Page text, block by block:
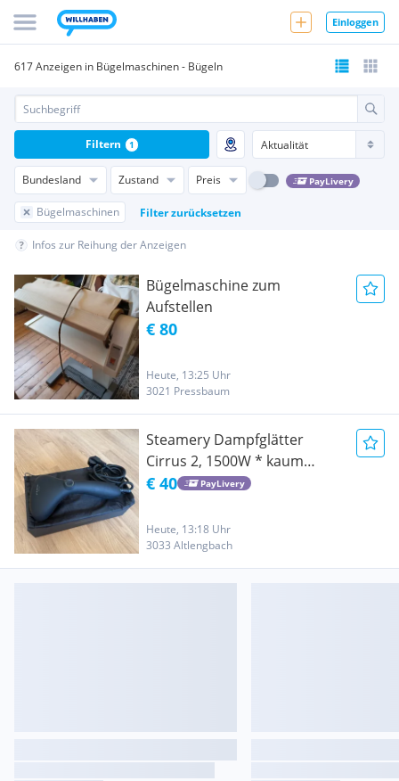
Einloggen
617 Anzeigen in Bügelmaschinen - Bügeln
Bundesland Zustand Preis PayLivery
Bügelmaschinen Filter zurücksetzen
Filtern 1
Infos zur Reihung der Anzeigen
Bügelmaschine zum
Aufstellen
€ 80
Heute, 13:25 Uhr
3021 Pressbaum
Steamery Dampfglätter
Cirrus 2, 1500W * kaum
verwendet
€ 40 PayLivery
Heute, 13:18 Uhr
3033 Altlengbach